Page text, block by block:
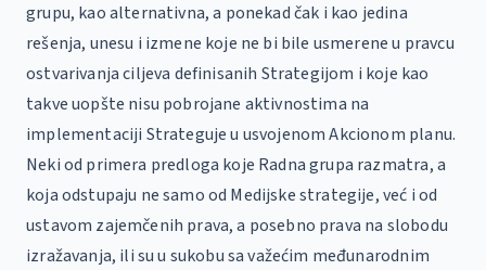
grupu, kao alternativna, a ponekad čak i kao jedina
rešenja, unesu i izmene koje ne bi bile usmerene u pravcu
ostvarivanja ciljeva definisanih Strategijom i koje kao
takve uopšte nisu pobrojane aktivnostima na
implementaciji Strateguje u usvojenom Akcionom planu.
Neki od primera predloga koje Radna grupa razmatra, a
koja odstupaju ne samo od Medijske strategije, već i od
ustavom zajemčenih prava, a posebno prava na slobodu
izražavanja, ili su u sukobu sa važećim međunarodnim